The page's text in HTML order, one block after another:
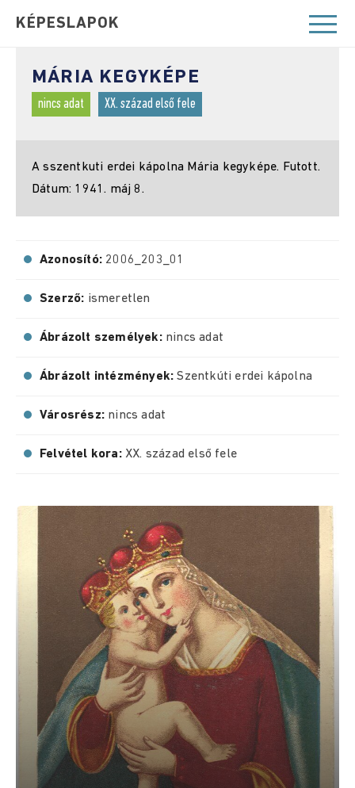
KÉPESLAPOK
MÁRIA KEGYKÉPE
nincs adat XX. század első fele
A sszentkuti erdei kápolna Mária kegyképe. Futott.
Dátum: 1941. máj 8.
Azonosító: 2006_203_01
Szerző: ismeretlen
Ábrázolt személyek: nincs adat
Ábrázolt intézmények:Szentkúti erdei kápolna
Városrész: nincs adat
Felvétel kora: XX. század első fele